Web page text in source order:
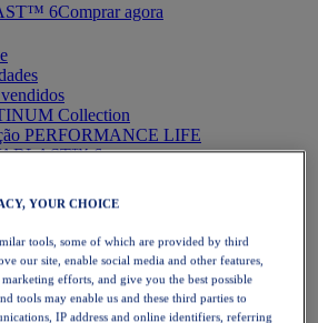
6Comprar agora
Collection
PERFORMANCE LIFE
6
em trilho
YOUR CHOICE
tools, some of which are provided by third
our site, enable social media and other features,
efforts, and give you the best possible
tools may enable us and these third parties to
IP address and online identifiers, referring